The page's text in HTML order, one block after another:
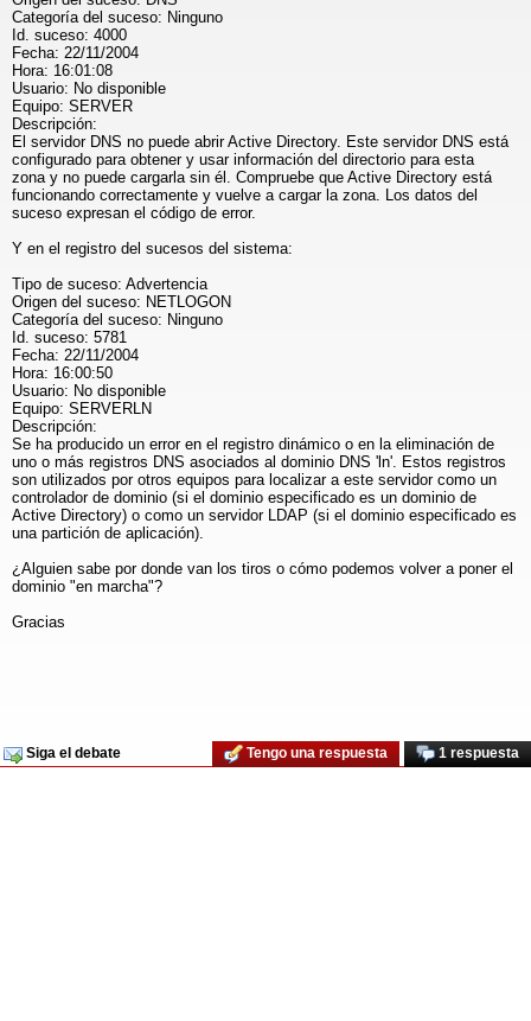
Categoría del suceso: Ninguno
Id. suceso: 4000
Fecha: 22/11/2004
Hora: 16:01:08
Usuario: No disponible
Equipo: SERVER
Descripción:
El servidor DNS no puede abrir Active Directory. Este servidor DNS está
configurado para obtener y usar información del directorio para esta
zona y no puede cargarla sin él. Compruebe que Active Directory está
funcionando correctamente y vuelve a cargar la zona. Los datos del
suceso expresan el código de error.
Y en el registro del sucesos del sistema:
Tipo de suceso: Advertencia
Origen del suceso: NETLOGON
Categoría del suceso: Ninguno
Id. suceso: 5781
Fecha: 22/11/2004
Hora: 16:00:50
Usuario: No disponible
Equipo: SERVERLN
Descripción:
Se ha producido un error en el registro dinámico o en la eliminación de
uno o más registros DNS asociados al dominio DNS 'ln'. Estos registros
son utilizados por otros equipos para localizar a este servidor como un
controlador de dominio (si el dominio especificado es un dominio de
Active Directory) o como un servidor LDAP (si el dominio especificado es
una partición de aplicación).
¿Alguien sabe por donde van los tiros o cómo podemos volver a poner el
dominio "en marcha"?
Gracias
Siga el debate 1 respuesta
Tengo una respuesta